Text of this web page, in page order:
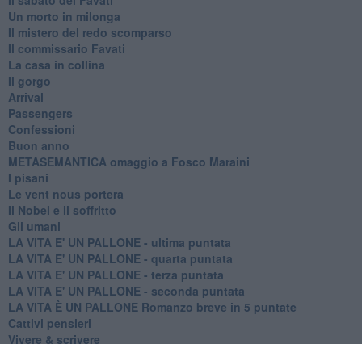
Un morto in milonga
Il mistero del redo scomparso
Il commissario Favati
La casa in collina
Il gorgo
Arrival
Passengers
Confessioni
Buon anno
METASEMANTICA omaggio a Fosco Maraini
I pisani
Le vent nous portera
Il Nobel e il soffritto
Gli umani
LA VITA E' UN PALLONE - ultima puntata
LA VITA E' UN PALLONE - quarta puntata
LA VITA E' UN PALLONE - terza puntata
LA VITA E' UN PALLONE - seconda puntata
LA VITA È UN PALLONE Romanzo breve in 5 puntate
Cattivi pensieri
Vivere & scrivere